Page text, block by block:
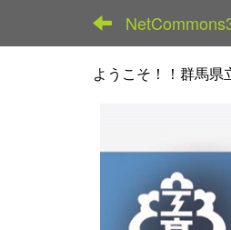
ようこそ！！群馬